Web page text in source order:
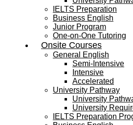
IELTS Preparation
Business English
Junior Program
One-on-One Tutoring
Onsite Courses
General English
Semi-Intensive
Intensive
Accelerated
University Pathway
University
University
IELTS Preparation